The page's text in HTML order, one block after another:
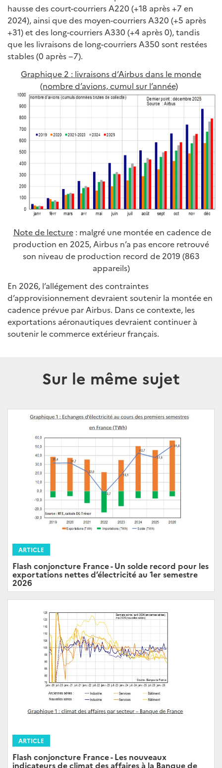
hausse des court-courriers A220 (+18 après +7 en
2024), ainsi que des moyen-courriers A320 (+5 après
+31) et des long-courriers A330 (+4 après 0), tandis
que les livraisons de long-courriers A350 sont restées
stables (0 après −7).
Graphique 2 : livraisons d’Airbus dans le monde
(nombre d’avions, cumul sur l’année)
Note de lecture: malgré une montée en cadence de
production en 2025, Airbus n’a pas encore retrouvé
son niveau de production record de 2019 (863
appareils)
En 2026, l’allégement des contraintes
d’approvisionnement devraient soutenir la montée en
cadence prévue par Airbus. Dans ce contexte, les
exportations aéronautiques devraient continuer à
soutenir le commerce extérieur français.
Sur le même sujet
ARTICLE
Flash conjoncture France - Un solde record pour les
exportations nettes d’électricité au 1er semestre
2026
ARTICLE
Flash conjoncture France - Les nouveaux
indicateurs de climat des affaires à la Banque de